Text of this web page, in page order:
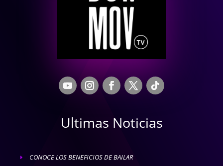
Ultimas Noticias
E CONOCE LOS BENEFICIOS DE BAILAR